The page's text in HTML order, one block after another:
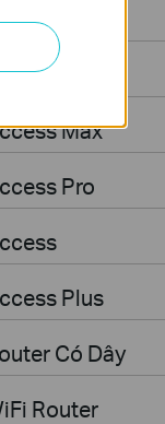
Max
Pro
Plus
Có Dây
Router